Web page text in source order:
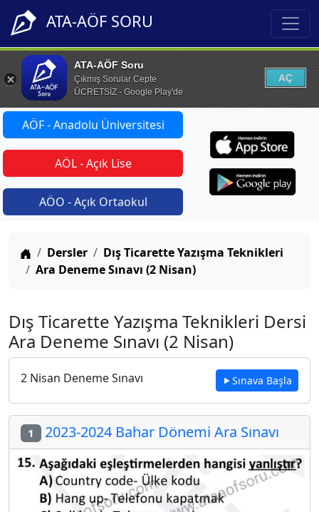
ATA-AÖF SORU
ATA-AÖF Soru
Çıkmış Sorular Cepte
ÜCRETSİZ - Google Play'de
AÇ
AÖF - Anadolu Üniversitesi
AÖL - Açık Lise
AÖO - Açık Ortaokul
Anasayfa
Dersler
Dış Ticarette Yazışma Teknikleri
Ara Deneme Sınavı (2 Nisan)
Dış Ticarette Yazışma Teknikleri Dersi
Ara Deneme Sınavı (2 Nisan)
2 Nisan Deneme Sınavı Sınava Başla
1 2023-2024 Bahar Dönemi Ara Sınavı